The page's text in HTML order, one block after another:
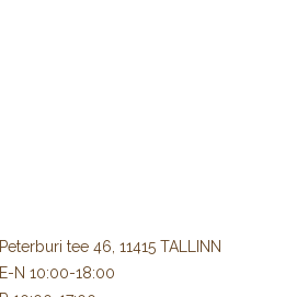
Peterburi tee 46, 11415 TALLINN
E-N 10:00-18:00